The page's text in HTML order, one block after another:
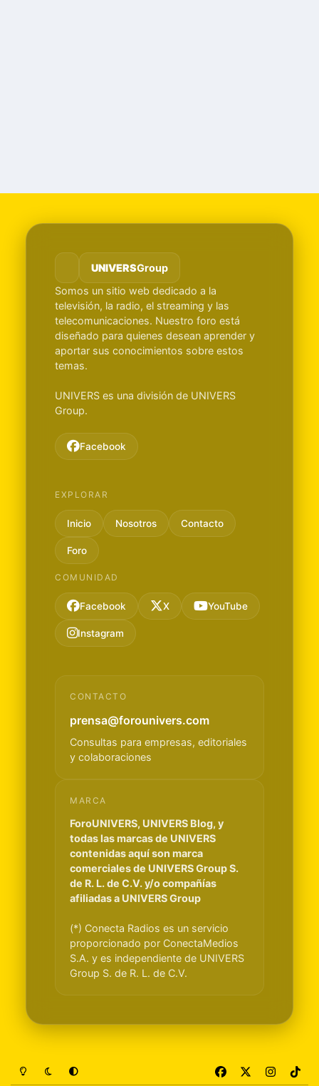
UNIVERSGroup
Somos un sitio web dedicado a la
televisión, la radio, el streaming y las
telecomunicaciones. Nuestro foro está
diseñado para quienes desean aprender y
aportar sus conocimientos sobre estos
temas.
UNIVERS es una división de UNIVERS
Group.
Facebook
EXPLORAR
Inicio Nosotros Contacto
Foro
COMUNIDAD
Facebook X YouTube
Instagram
CONTACTO
prensa@forounivers.com
Consultas para empresas, editoriales
y colaboraciones
MARCA
ForoUNIVERS, UNIVERS Blog, y
todas las marcas de UNIVERS
contenidas aquí son marca
comerciales de UNIVERS Group S.
de R. L. de C.V. y/o compañías
afiliadas a UNIVERS Group
(*) Conecta Radios es un servicio
proporcionado por ConectaMedios
S.A. y es independiente de UNIVERS
Group S. de R. L. de C.V.
Light ModeDark ModeSystem Preference